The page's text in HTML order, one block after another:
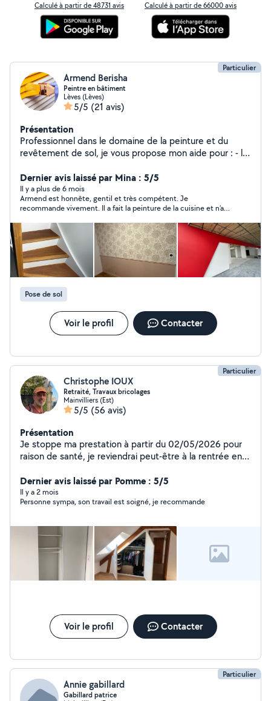
Calculé à partir de 48731 avis Calculé à partir de 66000 avis
Particulier
Armend Berisha
Peintre en bâtiment
Lèves (Lèves)
5/5 (21 avis)
Présentation
Professionnel dans le domaine de la peinture et du
revêtement de sol, je vous propose mon aide pour : - la
ponçage, peinture, toile de verre, papier peint - le
revêtement de sol intérieur : pose de lino Travail soigné
et dans la bonne humeur ! Disponible rapidement Je
suis à l'écoute de vos projets.
Dernier avis laissé par Mina : 5/5
Il y a plus de 6 mois
Armend est honnête, gentil et très compétent. Je
recommande vivement. Il a fait la peinture de la cuisine et n’a
toutes nos questions. Merci.
Pose de sol
Voir le profil Contacter
Particulier
Christophe IOUX
Retraité, Travaux bricolages
Mainvilliers (Est)
5/5 (56 avis)
Présentation
Je stoppe ma prestation à partir du 02/05/2026 pour
raison de santé, je reviendrai peut-être à la rentrée en
privée jusqu'à cette date, je ne pourrai pas y répondre.
Cordialement. Je propose mes services pour toutes
sortes de petits travaux de bricolage dans le domaine
sérieux et minutieux.
Dernier avis laissé par Pomme : 5/5
Il y a 2 mois
Personne sympa, son travail est soigné, je recommande
Voir le profil Contacter
Particulier
Annie gabillard
Gabillard patrice